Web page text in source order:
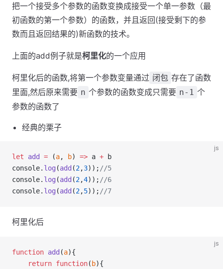
把一个接受多个参数的函数变换成接受一个单一参数（最
初函数的第一个参数）的函数，并且返回(接受剩下的参
数而且返回结果的)新函数的技术。
上面的add例子就是柯里化的一个应用
柯里化后的函数,将第一个参数变量通过 闭包 存在了函数
里面,然后原来需要 n 个参数的函数变成只需要 n-1 个
参数的函数了
经典的栗子
js
let add = (a, b) => a + b
console. log (add (2,3)); //5
console. log (add (2,4)); //6
console. log (add (2,5)); //7
柯里化后
js
function add (a){
return function( b){